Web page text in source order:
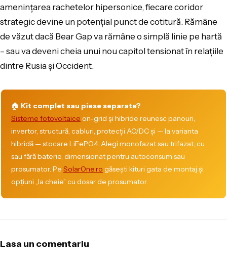
amenințarea rachetelor hipersonice, fiecare coridor
strategic devine un potențial punct de cotitură. Rămâne
de văzut dacă Bear Gap va rămâne o simplă linie pe hartă
– sau va deveni cheia unui nou capitol tensionat în relațiile
dintre Rusia și Occident.
🏠 Kit complet sau piese separate?
Sisteme fotovoltaice on-grid și hibride reunesc panouri,
invertor, structură, cabluri, protecții AC/DC și — la varianta
hibridă — stocare LiFePO4. Alegi monofazat sau trifazat, cu
sau fără baterie, dimensionat pentru autoconsum sau
prosumator. Pe SolarOne.ro găsești kituri gata de montaj și
opțiuni „la cheie” cu dosar de prosumator.
Lasa un comentariu